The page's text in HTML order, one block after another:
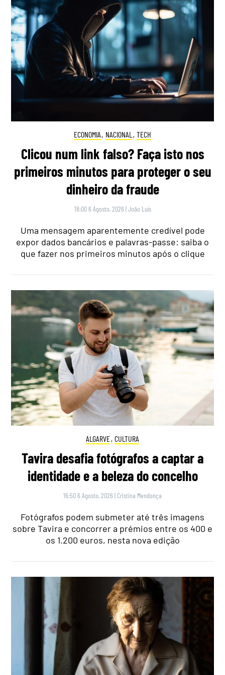
ECONOMIA, NACIONAL , TECH
Clicou num link falso? Faça isto nos
primeiros minutos para proteger o seu
dinheiro da fraude
18:00 6 Agosto, 2026 |João Luís
Uma mensagem aparentemente credível pode
expor dados bancários e palavras-passe: saiba o
que fazer nos primeiros minutos após o clique
ALGARVE, CULTURA
Tavira desafia fotógrafos a captar a
identidade e a beleza do concelho
16:50 6 Agosto, 2026 | Cristina Mendonça
Fotógrafos podem submeter até três imagens
sobre Tavira e concorrer a prémios entre os 400 e
os 1.200 euros, nesta nova edição